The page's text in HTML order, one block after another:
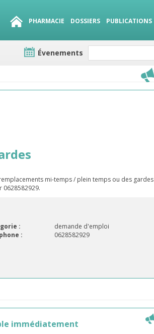
PHARMACIE DOSSIERS PUBLICATIONS
Évenements
mi-temps / plein temps ou des gardes
0628582929.
:
demande d'emploi
:
0628582929
immédiatement